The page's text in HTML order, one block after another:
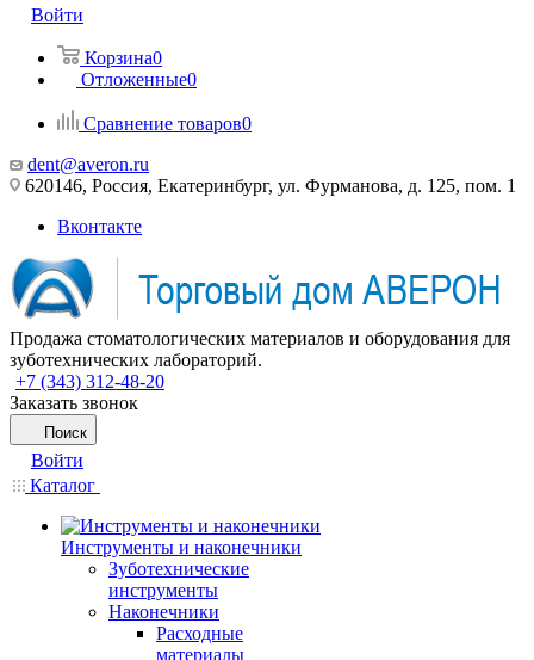
Войти
Корзина0
Отложенные0
Сравнение товаров0
dent@averon.ru
620146, Россия, Екатеринбург, ул. Фурманова, д. 125, пом. 1
Вконтакте
Продажа стоматологических материалов и оборудования для
зуботехнических лабораторий.
+7 (343) 312-48-20
Заказать звонок
Поиск
Войти
Каталог
Инструменты и наконечники
Зуботехнические
инструменты
Наконечники
Расходные
материалы